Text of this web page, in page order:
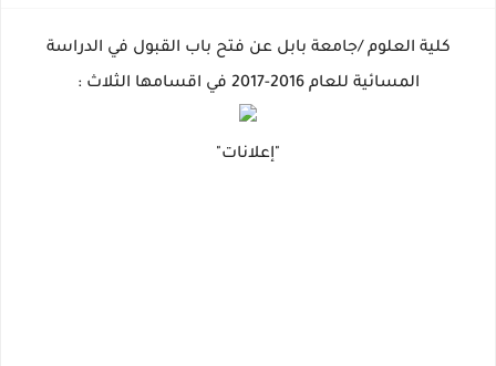
كلية العلوم /جامعة بابل عن فتح باب القبول في الدراسة
المسائية للعام 2016-2017 في اقسامها الثلاث :
"إعلانات"